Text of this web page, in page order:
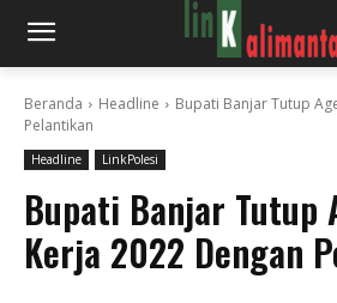
Beranda Headline
Bupati Banjar Tutup
Pelantikan
Headline LinkPolesi
Bupati Banjar Tutup
Kerja 2022 Dengan